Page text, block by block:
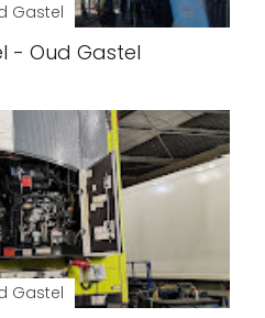
Gastel
- Oud Gastel
Gastel